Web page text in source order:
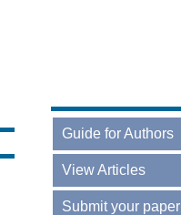
Guide for Authors
Online Guidelines
View Articles
Current
Submit your paper